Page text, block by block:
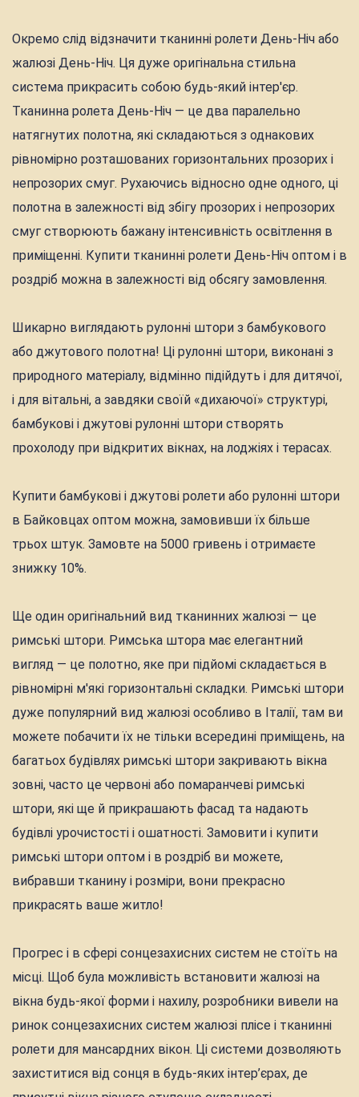
Окремо слід відзначити тканинні ролети День-Ніч або
жалюзі День-Ніч. Ця дуже оригінальна стильна
система прикрасить собою будь-який інтер'єр.
Тканинна ролета День-Ніч — це два паралельно
натягнутих полотна, які складаються з однакових
рівномірно розташованих горизонтальних прозорих і
непрозорих смуг. Рухаючись відносно одне одного, ці
полотна в залежності від збігу прозорих і непрозорих
смуг створюють бажану інтенсивність освітлення в
приміщенні. Купити тканинні ролети День-Ніч оптом і в
роздріб можна в залежності від обсягу замовлення.
Шикарно виглядають рулонні штори з бамбукового
або джутового полотна! Ці рулонні штори, виконані з
природного матеріалу, відмінно підійдуть і для дитячої,
і для вітальні, а завдяки своїй «дихаючої» структурі,
бамбукові і джутові рулонні штори створять
прохолоду при відкритих вікнах, на лоджіях і терасах.
Купити бамбукові і джутові ролети або рулонні штори
в Байковцах оптом можна, замовивши їх більше
трьох штук. Замовте на 5000 гривень і отримаєте
знижку 10%.
Ще один оригінальний вид тканинних жалюзі — це
римські штори. Римська штора має елегантний
вигляд — це полотно, яке при підйомі складається в
рівномірні м'які горизонтальні складки. Римські штори
дуже популярний вид жалюзі особливо в Італії, там ви
можете побачити їх не тільки всередині приміщень, на
багатьох будівлях римські штори закривають вікна
зовні, часто це червоні або помаранчеві римські
штори, які ще й прикрашають фасад та надають
будівлі урочистості і ошатності. Замовити і купити
римські штори оптом і в роздріб ви можете,
вибравши тканину і розміри, вони прекрасно
прикрасять ваше житло!
Прогрес і в сфері сонцезахисних систем не стоїть на
місці. Щоб була можливість встановити жалюзі на
вікна будь-якої форми і нахилу, розробники вивели на
ринок сонцезахисних систем жалюзі плісе і тканинні
ролети для мансардних вікон. Ці системи дозволяють
захиститися від сонця в будь-яких інтер’єрах, де